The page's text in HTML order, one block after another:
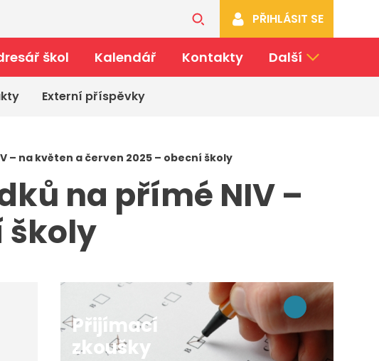
PŘIHLÁSIT SE
škol Kalendář Kontakty Další
Externí příspěvky
– na květen a červen 2025 – obecní školy
na přímé NIV –
školy
Přijímací
zkoušky